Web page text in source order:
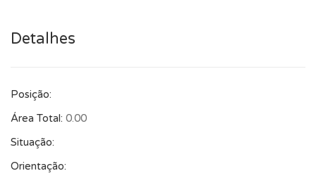
Detalhes
Posição:
Área Total: 0.00
Situação:
Orientação: